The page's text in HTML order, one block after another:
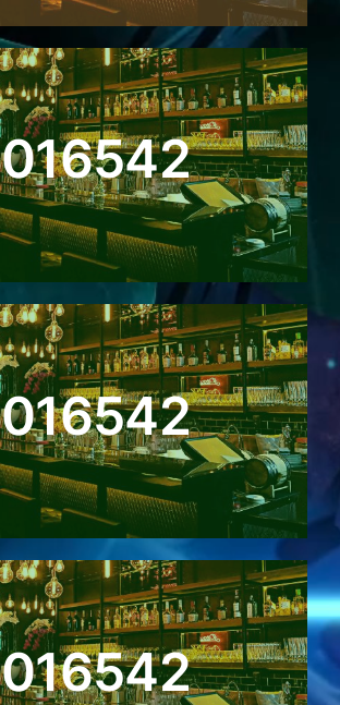
016542
016542
016542